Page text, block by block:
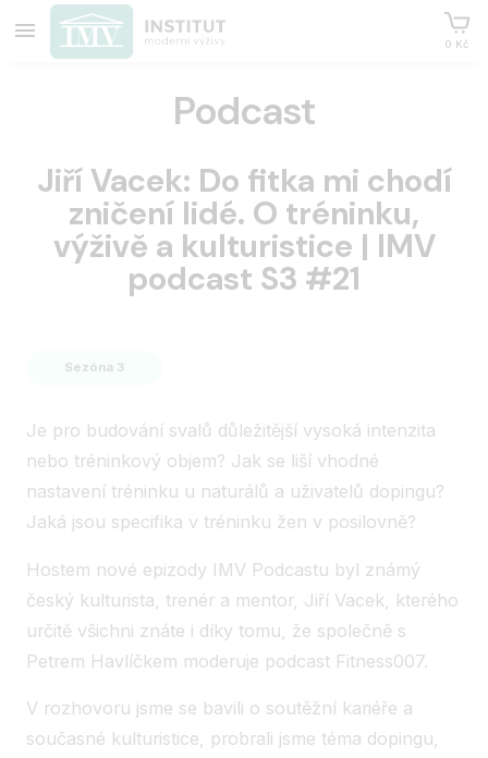
0 Kč
Podcast
Jiří Vacek: Do fitka mi chodí
zničení lidé. O tréninku,
výživě a kulturistice | IMV
podcast S3 #21
Sezóna 3
Je pro budování svalů důležitější vysoká intenzita
nebo tréninkový objem? Jak se liší vhodné
nastavení tréninku u naturálů a uživatelů dopingu?
Jaká jsou specifika v tréninku žen v posilovně?
Hostem nové epizody IMV Podcastu byl známý
český kulturista, trenér a mentor, Jiří Vacek, kterého
určitě všichni znáte i díky tomu, že společně s
Petrem Havlíčkem moderuje podcast Fitness007.
V rozhovoru jsme se bavili o soutěžní kariéře a
současné kulturistice, probrali jsme téma dopingu,